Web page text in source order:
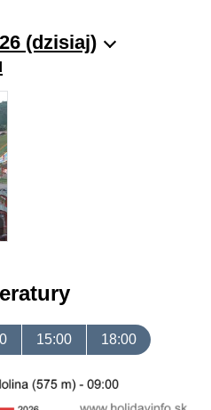
(dzisiaj)
15:00 18:00